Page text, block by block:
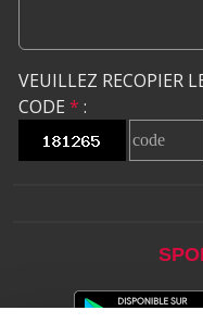
VEUILLEZ RECOPIER
CODE * :